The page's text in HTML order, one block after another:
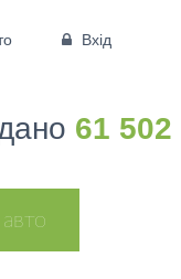
Вхід
61 502